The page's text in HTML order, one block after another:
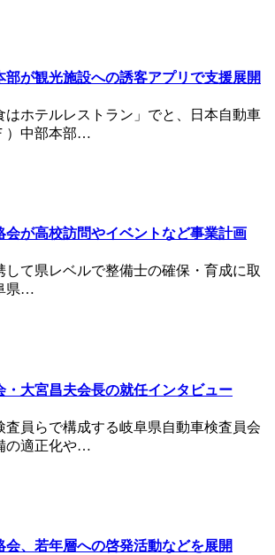
部が観光施設への誘客アプリで支援展開
はホテルレストラン」でと、日本自動車
）中部本部…
会が高校訪問やイベントなど事業計画
して県レベルで整備士の確保・育成に取
県…
・大宮昌夫会長の就任インタビュー
査員らで構成する岐阜県自動車検査員会
の適正化や…
会、若年層への啓発活動などを展開